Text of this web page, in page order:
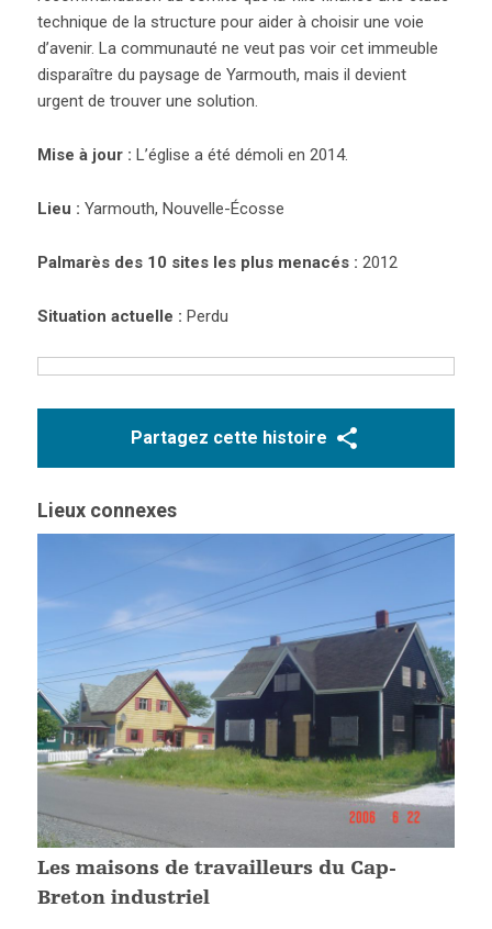
technique de la structure pour aider à choisir une voie
d’avenir. La communauté ne veut pas voir cet immeuble
disparaître du paysage de Yarmouth, mais il devient
urgent de trouver une solution.
Mise à jour : L’église a été démoli en 2014.
Lieu : Yarmouth, Nouvelle-Écosse
Palmarès des 10 sites les plus menacés : 2012
Situation actuelle : Perdu
Partagez cette histoire
Lieux connexes
Les maisons de travailleurs du Cap-
Breton industriel